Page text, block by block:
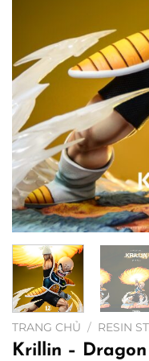
TRANG CHỦ / RESIN
Krillin –